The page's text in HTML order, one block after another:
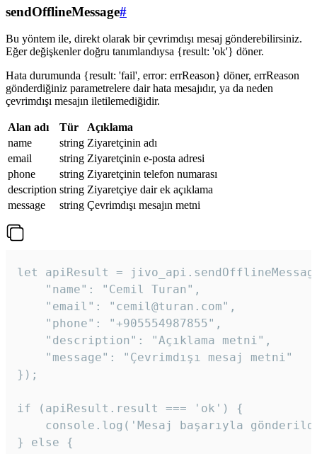
sendOfflineMessage#
Bu yöntem ile, direkt olarak bir çevrimdışı mesaj gönderebilirsiniz.
Eğer değişkenler doğru tanımlandıysa {result: 'ok'} döner.
Hata durumunda {result: 'fail', error: errReason} döner, errReason
gönderdiğiniz parametrelere dair hata mesajıdır, ya da neden
çevrimdışı mesajın iletilemediğidir.
Alan adı Tür
Açıklama
name
string Ziyaretçinin adı
email
string Ziyaretçinin e-posta adresi
phone
string Ziyaretçinin telefon numarası
description string Ziyaretçiye dair ek açıklama
message
string Çevrimdışı mesajın metni
let apiResult =
    "name": "Cemil Turan",
    "email": "cemil@turan.com",
    "phone": "+905554987855",
    "description": "Açıklama metni",
    "message": "Çevrimdışı mesaj metni"
});
if (apiResult.result === 'ok') {
console.log('Mesaj başarıyla
} else {